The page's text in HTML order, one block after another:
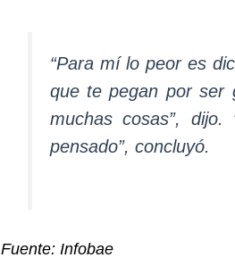
“Para mí lo peor es
que te pegan por ser
muchas cosas”,
pensado”, concluyó.
Fuente: Infobae